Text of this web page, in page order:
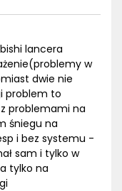
lancera
w
dwie nie
problem to
problemami na
śniegu na
i bez systemu -
sam i tylko w
tylko na